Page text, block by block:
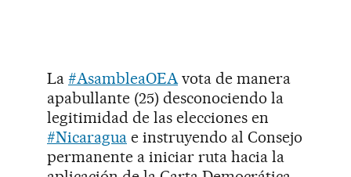
La #AsambleaOEA vota de manera
apabullante (25) desconociendo la
legitimidad de las elecciones en
#Nicaragua e instruyendo al Consejo
permanente a iniciar ruta hacia la